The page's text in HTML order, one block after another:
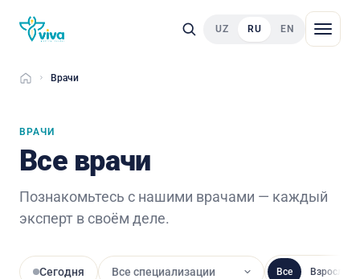
UZ RU EN
ГлавнаяВрачи
ВРАЧИ
Все врачи
Познакомьтесь с нашими врачами — каждый
эксперт в своём деле.
Сегодня Все Взрослые